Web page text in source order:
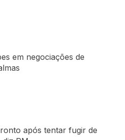
em negociações de
após tentar fugir de